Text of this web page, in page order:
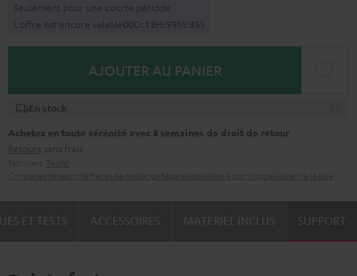
Seulement pour une courte période
L’offre est encore valable00D:1 3H: 59M: 34S
AJOUTER AU PANIER
En stock
Achetez en toute sérénité avec 8 semaines de droit de retour
Retours sans frais
SUPPORT